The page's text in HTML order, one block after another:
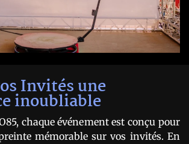
Invités une
inoubliable
chaque événement est conçu pour
mémorable sur vos invités. En